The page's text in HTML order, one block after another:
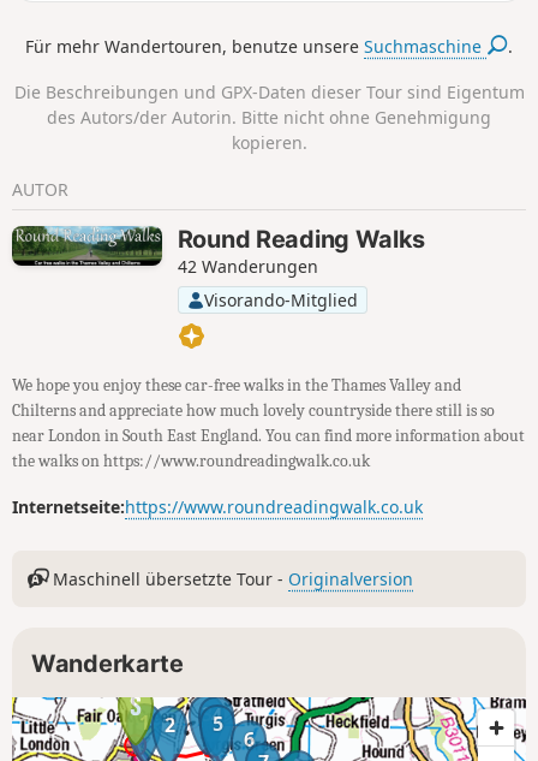
Für mehr Wandertouren, benutze unsereSuchmaschine .
Die Beschreibungen und GPX-Daten dieser Tour sind Eigentum
des Autors/der Autorin. Bitte nicht ohne Genehmigung
kopieren.
AUTOR
Round Reading Walks
42 Wanderungen
Visorando-Mitglied
We hope you enjoy these car-free walks in the Thames Valley and
Chilterns and appreciate how much lovely countryside there still is so
near London in South East England. You can find more information about
the walks on https://www.roundreadingwalk.co.uk
Internetseite:https://www.roundreadingwalk.co.uk
Maschinell übersetzte Tour - Originalversion
Wanderkarte
1 2 34
5
6